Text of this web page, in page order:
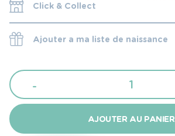
Click & Collect
Ajouter a ma liste de naissance
-
quantité
de
Kikkaboo
Tapis
AJOUTER AU PANIER